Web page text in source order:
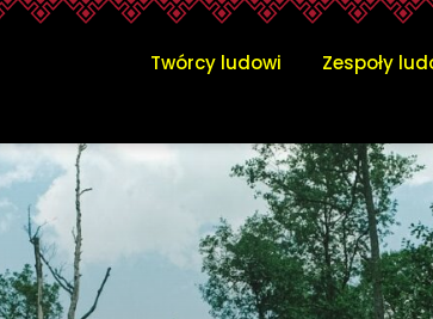
Ludowych
Twórcy ludowi Zespoły